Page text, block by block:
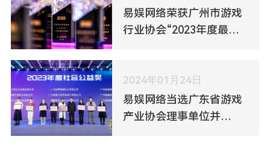
易娱网络荣获广州市游戏
行业协会“2023年度最佳
2024年01月24日
易娱网络当选广东省游戏
产业协会理事单位并